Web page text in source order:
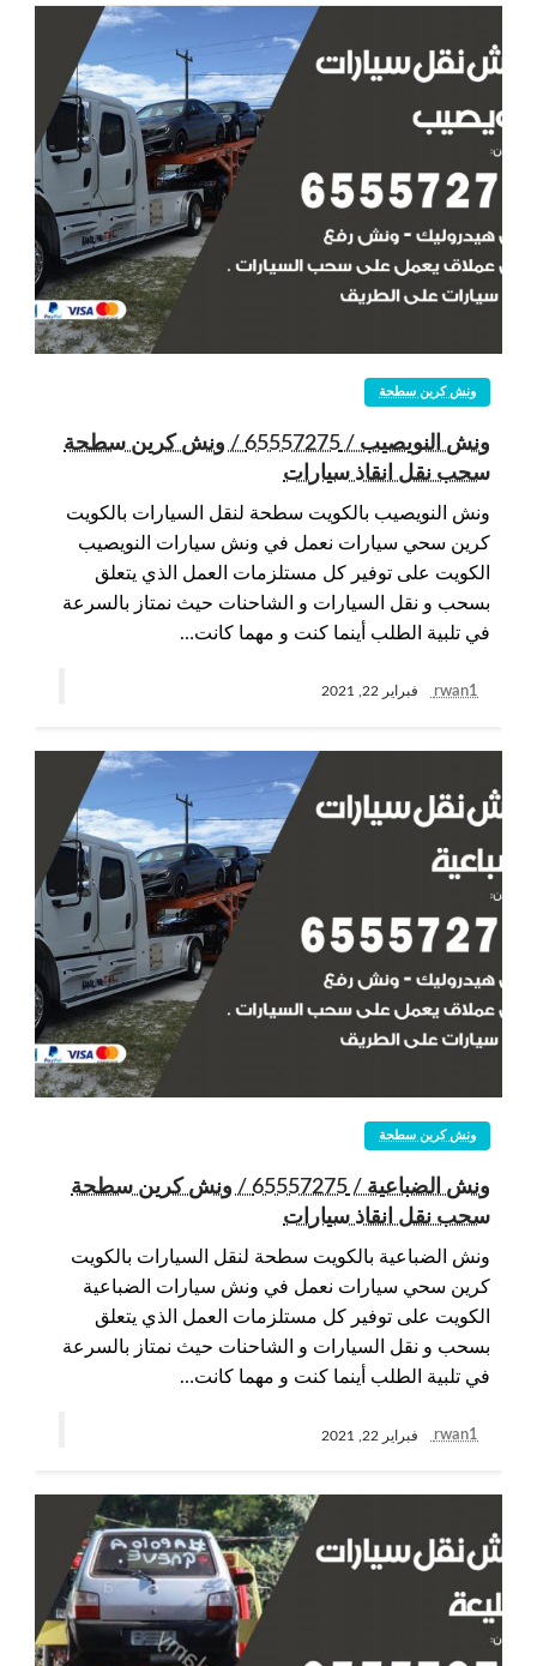
ونش كرين سطحة
ونش النويصيب / 65557275 / ونش كرين سطحة
سحب نقل انقاذ سيارات
ونش النويصيب بالكويت سطحة لنقل السيارات بالكويت
كرين سحي سيارات نعمل في ونش سيارات النويصيب
الكويت على توفير كل مستلزمات العمل الذي يتعلق
بسحب و نقل السيارات و الشاحنات حيث نمتاز بالسرعة
في تلبية الطلب أينما كنت و مهما كانت…
rwan1 فبراير 22, 2021
ونش كرين سطحة
ونش الضباعية / 65557275 / ونش كرين سطحة
سحب نقل انقاذ سيارات
ونش الضباعية بالكويت سطحة لنقل السيارات بالكويت
كرين سحي سيارات نعمل في ونش سيارات الضباعية
الكويت على توفير كل مستلزمات العمل الذي يتعلق
بسحب و نقل السيارات و الشاحنات حيث نمتاز بالسرعة
في تلبية الطلب أينما كنت و مهما كانت…
rwan1 فبراير 22, 2021